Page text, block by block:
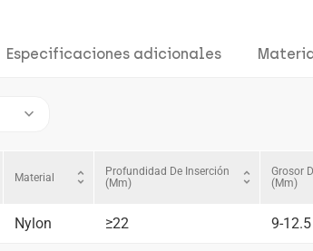
Especificaciones adicionales
keyboard_arrow_down
Material unfold_more
Profundidad De Inserción
(mm)
unfold_more
Grosor
(mm)
Nylon ≥22 9-12.5